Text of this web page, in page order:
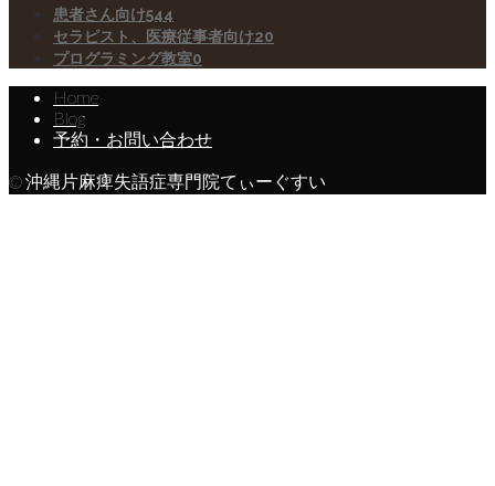
患者さん向け544
セラピスト、医療従事者向け20
プログラミング教室0
Home
Blog
予約・お問い合わせ
© 沖縄片麻痺失語症専門院てぃーぐすい